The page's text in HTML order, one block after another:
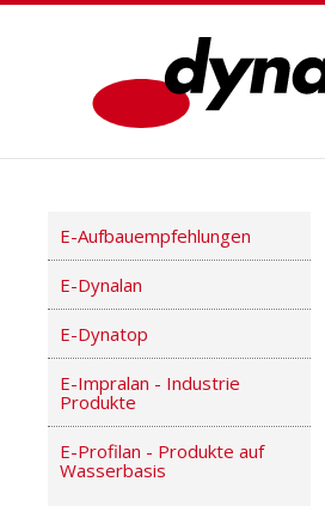
E-Aufbauempfehlungen
E-Dynalan
E-Dynatop
E-Impralan - Industrie
Produkte
E-Profilan - Produkte auf
Wasserbasis